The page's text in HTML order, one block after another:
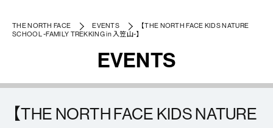
THE NORTH FACE EVENTS
【THE NORTH FACE KIDS NATURE
SCHOOL ~FAMILY TREKKING in 入笠山~】
EVENTS
【THE NORTH FACE KIDS NATURE